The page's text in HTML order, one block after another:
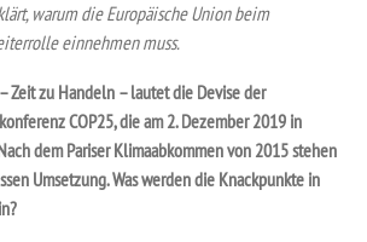
warum die Europäische Union beim
einnehmen muss.
Zeit zu Handeln – lautet die Devise der
COP25, die am 2. Dezember 2019 in
dem Pariser Klimaabkommen von 2015 stehen
Umsetzung. Was werden die Knackpunkte in